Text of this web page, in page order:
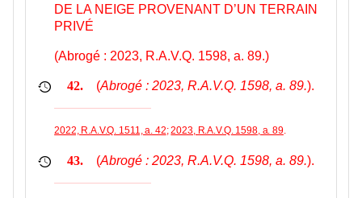
DE LA NEIGE PROVENANT D’UN TERRAIN
PRIVÉ
(Abrogé : 2023, R.A.V.Q. 1598, a. 89.)
42. (Abrogé : 2023, R.A.V.Q. 1598, a. 89.).
2022, R.A.V.Q. 1511, a. 42;2023, R.A.V.Q. 1598, a. 89.
43. (Abrogé : 2023, R.A.V.Q. 1598, a. 89.).